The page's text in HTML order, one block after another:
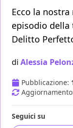
Ecco la
episodio della
Delitto
di Alessia
Pubblicazione:
Seguici su